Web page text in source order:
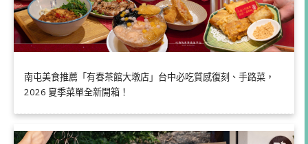
南屯美食推薦「有春茶館大墩店」台中必吃質感復刻、手路菜，
2026 夏季菜單全新開箱！